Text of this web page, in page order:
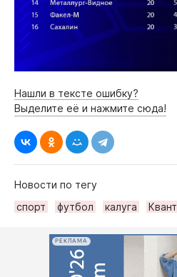
Нашли в тексте ошибку?
Выделите её и нажмите сюда!
Новости по тегу
спорт
футбол калуга Квант
РЕКЛАМА